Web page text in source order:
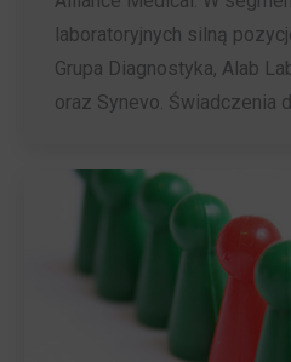
laboratoryjnych silną
Grupa Diagnostyka, Alab
oraz Synevo. Świadczenia